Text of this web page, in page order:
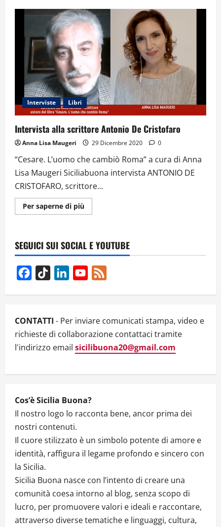
Interviste Libri
Intervista alla scrittore Antonio De Cristofaro
Anna Lisa Maugeri 29 Dicembre 2020 0
“Cesare. L’uomo che cambiò Roma” a cura di Anna
Lisa Maugeri Siciliabuona intervista ANTONIO DE
CRISTOFARO, scrittore...
Per saperne di piùUlteriori
informazioni
scrittore
Antonio
De
SEGUICI SUI SOCIAL E YOUTUBE
Facebook
TikTok LinkedInYouTube
CONTATTI - Per inviare comunicati stampa, video e
richieste di collaborazione contattaci tramite
l'indirizzo email sicilibuona20@gmail.com
Cos’è Sicilia Buona?
Il nostro logo lo racconta bene, ancor prima dei
nostri contenuti.
Il cuore stilizzato è un simbolo potente di amore e
identità, raffigura il legame profondo e sincero con
la Sicilia.
Sicilia Buona nasce con l’intento di creare una
comunità coesa intorno al blog, senza scopo di
lucro, per promuovere valori e ideali e raccontare,
attraverso diverse tematiche e linguaggi, cultura,